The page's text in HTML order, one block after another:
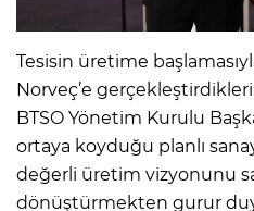
Tesisin üretime
Norveç’e
BTSO Yönetim Kurulu
ortaya koyduğu planlı
değerli üretim vizyonunu
dönüştürmekten gurur